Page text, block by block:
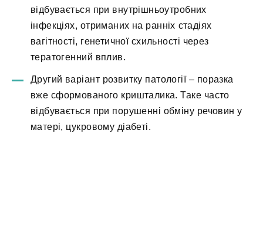
відбувається при внутрішньоутробних
інфекціях, отриманих на ранніх стадіях
вагітності, генетичної схильності через
тератогенний вплив.
Другий варіант розвитку патології – поразка
вже сформованого кришталика. Таке часто
відбувається при порушенні обміну речовин у
матері, цукровому діабеті.